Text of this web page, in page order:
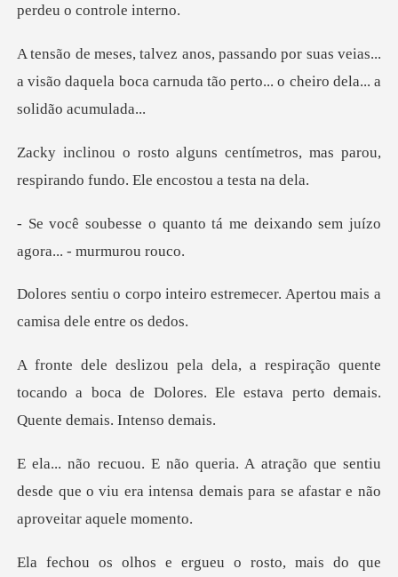
uas veias...
a visão daquela boca carnuda tão
tímetros, mas parou,
respirando f
o tá me deixando sem juízo
ro estremecer. Apertou mais
o quente
tocando a boca de Dolores. Ele estav
ue sentiu
desde que o viu era intensa demais p